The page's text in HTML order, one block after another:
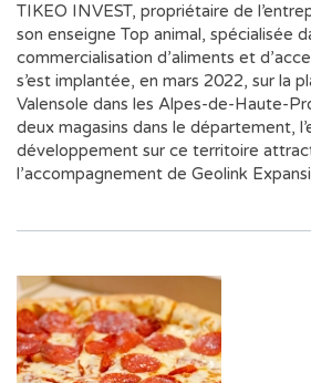
TIKEO INVEST, propriétaire de
son enseigne Top animal, spécialisée
commercialisation d’aliments et
s’est implantée, en mars 2022, sur la
Valensole dans les Alpes-de-Haute-
deux magasins dans le département,
développement sur ce territoire
l’accompagnement de Geolink